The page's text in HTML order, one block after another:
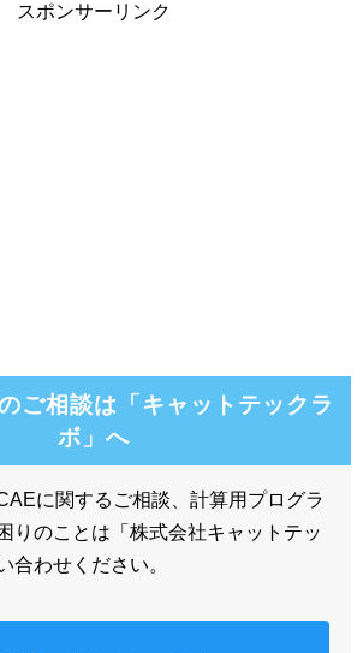
スポンサーリンク
ご相談は「キャットテックラ
ボ」へ
に関するご相談、計算用プログラ
りのことは「株式会社キャットテッ
合わせください。